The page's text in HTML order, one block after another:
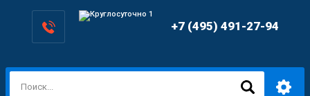
+7 (495) 491-27-94